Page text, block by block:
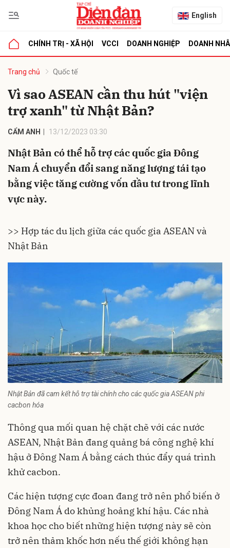
English
CHÍNH TRỊ - XÃ HỘI VCCI DOANH NGHIỆP DOANH
Trang chủ Quốc tế
Vì sao ASEAN cần thu hút "viện
trợ xanh" từ Nhật Bản?
CẨM ANH 13/12/2023 03:30
Nhật Bản có thể hỗ trợ các quốc gia Đông
Nam Á chuyển đổi sang năng lượng tái tạo
bằng việc tăng cường vốn đầu tư trong lĩnh
vực này.
>> Hợp tác du lịch giữa các quốc gia ASEAN và
Nhật Bản
Nhật Bản đã cam kết hỗ trợ tài chính cho các quốc gia ASEAN phi
cacbon hóa
Thông qua mối quan hệ chặt chẽ với các nước
ASEAN, Nhật Bản đang quảng bá công nghệ khí
hậu ở Đông Nam Á bằng cách thúc đẩy quá trình
khử cacbon.
Các hiện tượng cực đoan đang trở nên phổ biến ở
Đông Nam Á do khủng hoảng khí hậu. Các nhà
khoa học cho biết những hiện tượng này sẽ còn
trở nên thảm khốc hơn nếu thế giới không hạn
luận
Hủy